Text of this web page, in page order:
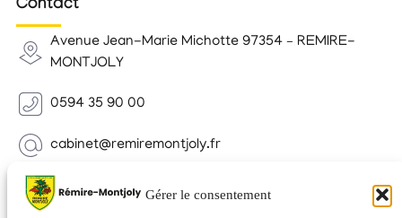
Gérer le consentement
Contact
Avenue Jean-Marie Michotte 97354 – REMIRE-
MONTJOLY
0594 35 90 00
cabinet@remiremontjoly.fr
Newsletter